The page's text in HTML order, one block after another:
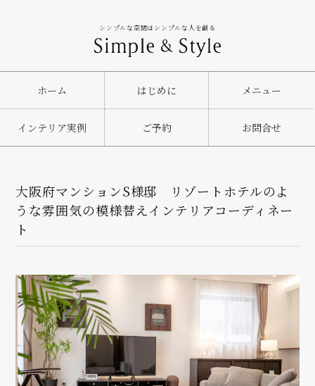
シンプルな空間はシンプルな人を創る
ホーム はじめに メニュー
インテリア実例 ご予約 お問合せ
大阪府マンションS様邸 リゾートホテルのよ
うな雰囲気の模様替えインテリアコーディネー
ト